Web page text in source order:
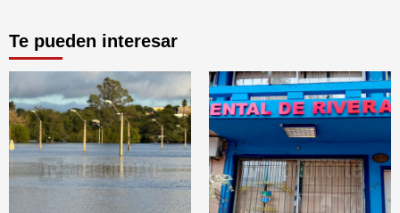
Te pueden interesar